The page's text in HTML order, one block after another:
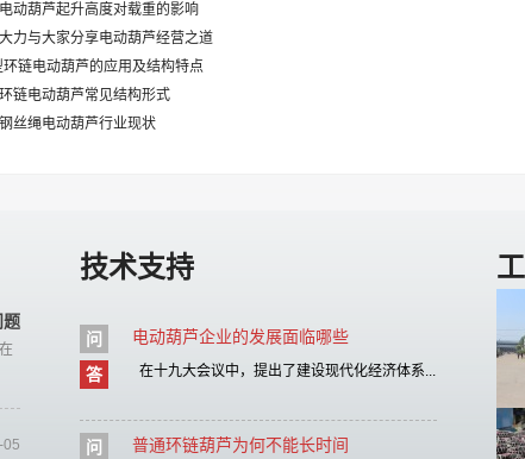
动葫芦起升高度对载重的影响
力与大家分享电动葫芦经营之道
环链电动葫芦的应用及结构特点
链电动葫芦常见结构形式
丝绳电动葫芦行业现状
题
05
技术支持
问
电动葫芦企业的发展面临哪些
答
在十九大会议中，提出了建设现代化经济体系...
问
普通环链葫芦为何不能长时间